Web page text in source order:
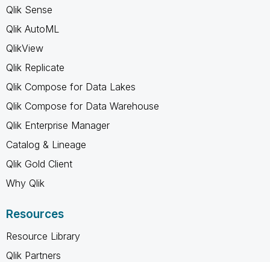
Qlik Sense
Qlik AutoML
QlikView
Qlik Replicate
Qlik Compose for Data Lakes
Qlik Compose for Data Warehouse
Qlik Enterprise Manager
Catalog & Lineage
Qlik Gold Client
Why Qlik
Resources
Resource Library
Qlik Partners